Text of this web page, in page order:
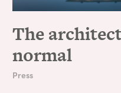
The
normal
Press